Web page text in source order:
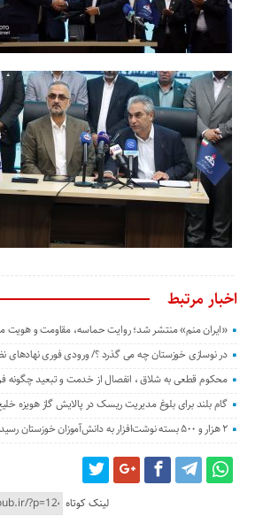
اخبار مرتبط
«ایران منم» منتشر شد؛ روایت حماسه، مقاومت و هویت
در نوسازی خوزستان چه می گذرد ؟/ ورودی فوری نهادهای
محکوم قطعی به شلاق ، انفصال از خدمت و تبعید چگونه
گام بلند برای بلوغ مدیریت ریسک در پالایش گاز هویزه
۲ هزار و ۵۰۰ بسته نوشت‌افزار به دانش‌آموزان خوزستان رسید
لینک کوتاه